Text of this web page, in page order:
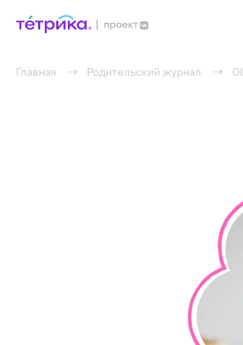
Главная Родительский журнал